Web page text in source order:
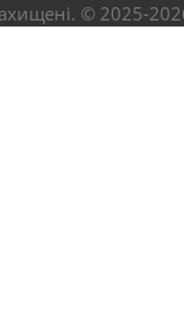
© 2025-